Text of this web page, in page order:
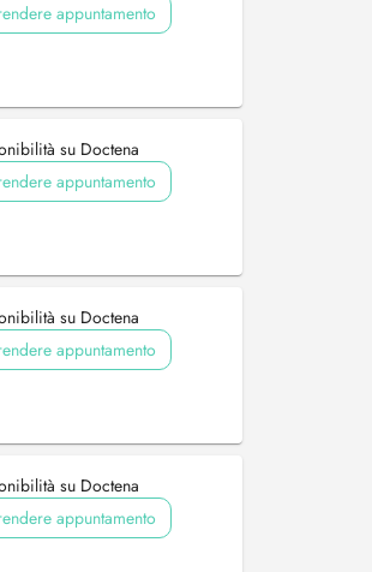
appuntamento
su Doctena
appuntamento
su Doctena
appuntamento
su Doctena
appuntamento